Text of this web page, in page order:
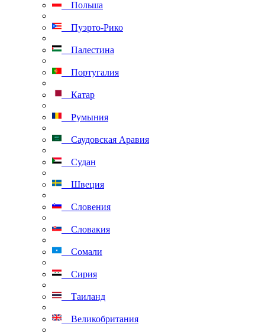
Польша
Пуэрто-Рико
Палестина
Португалия
Катар
Румыния
Саудовская Аравия
Судан
Швеция
Словения
Словакия
Сомали
Сирия
Таиланд
Великобритания